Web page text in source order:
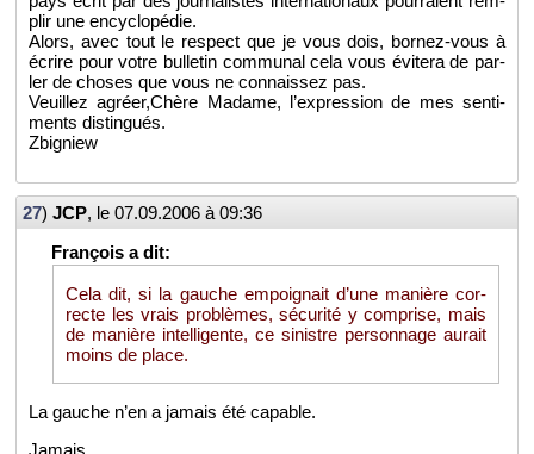
plir une en­cy­clo­pé­die.
Alors, avec tout le res­pect que je vous dois, bor­nez-vous à
écrire pour votre bul­le­tin com­mu­nal cela vous évi­tera de par­
ler de choses que vous ne connais­sez pas.
Veuillez agréer,Chère Ma­dame, l’ex­pres­sion de mes sen­ti­
ments dis­tin­gués.
Zbi­gniew
27) JCP, le 07.09.2006 à 09:36
Cela dit, si la gauche em­poi­gnait d’une ma­nière cor­
recte les vrais pro­blèmes, sé­cu­rité y com­prise, mais
de ma­nière in­tel­li­gente, ce si­nistre per­son­nage au­rait
moins de place.
La gauche n’en a ja­mais été ca­pable.
Ja­mais.